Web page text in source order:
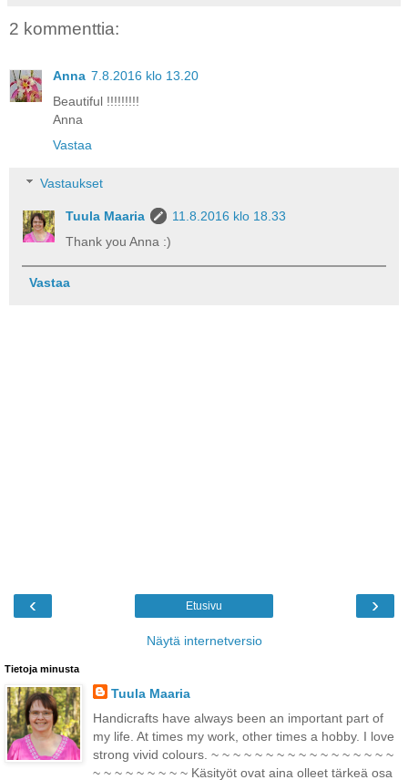
2 kommenttia:
Anna 7.8.2016 klo 13.20
Beautiful !!!!!!!!!
Anna
Vastaa
Vastaukset
Tuula Maaria
11.8.2016 klo 18.33
Thank you Anna :)
Vastaa
‹ ›
Etusivu
Näytä internetversio
Tietoja minusta
Tuula Maaria
Handicrafts have always been an important part of
my life. At times my work, other times a hobby. I love
strong vivid colours. ~ ~ ~ ~ ~ ~ ~ ~ ~ ~ ~ ~ ~ ~ ~ ~ ~
~ ~ ~ ~ ~ ~ ~ ~ ~ Käsityöt ovat aina olleet tärkeä osa